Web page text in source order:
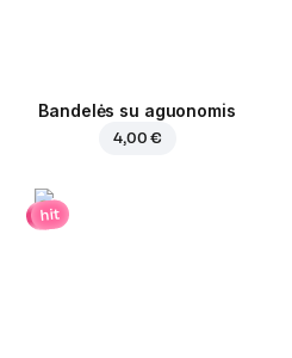
Bandelės su aguonomis
4,00 €
hit